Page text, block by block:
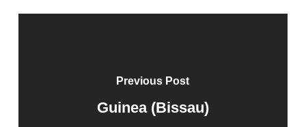
Previous Post
Guinea (Bissau)